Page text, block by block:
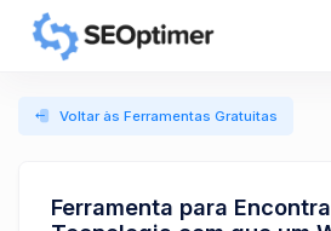
Voltar às Ferramentas Gratuitas
Ferramenta para